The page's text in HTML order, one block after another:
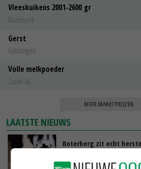
Vleeskuikens 2001-2600 gr
Barneveld
Gerst
Groningen
Volle melkpoeder
Zuivel NL
MEER MARKTPRIJZEN
LAATSTE NIEUWS
Boterberg zit echt
VANDAAG, 08:59